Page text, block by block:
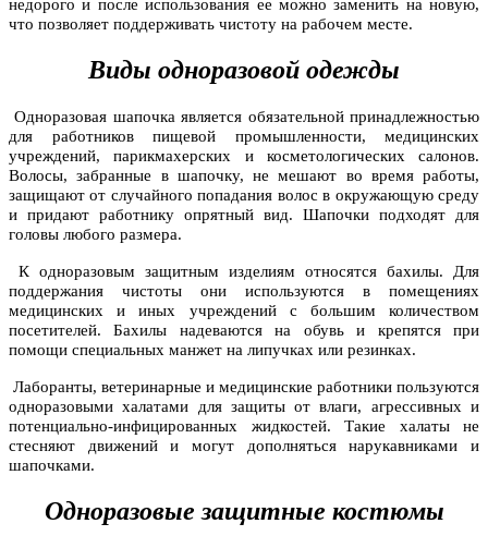
недорого и после использования ее можно заменить на новую,
что позволяет поддерживать чистоту на рабочем месте.
Виды одноразовой одежды
Одноразовая шапочка является обязательной принадлежностью
для работников пищевой промышленности, медицинских
учреждений, парикмахерских и косметологических салонов.
Волосы, забранные в шапочку, не мешают во время работы,
защищают от случайного попадания волос в окружающую среду
и придают работнику опрятный вид. Шапочки подходят для
головы любого размера.
К одноразовым защитным изделиям относятся бахилы. Для
поддержания чистоты они используются в помещениях
медицинских и иных учреждений с большим количеством
посетителей. Бахилы надеваются на обувь и крепятся при
помощи специальных манжет на липучках или резинках.
Лаборанты, ветеринарные и медицинские работники пользуются
одноразовыми халатами для защиты от влаги, агрессивных и
потенциально-инфицированных жидкостей. Такие халаты не
стесняют движений и могут дополняться нарукавниками и
шапочками.
Одноразовые защитные костюмы